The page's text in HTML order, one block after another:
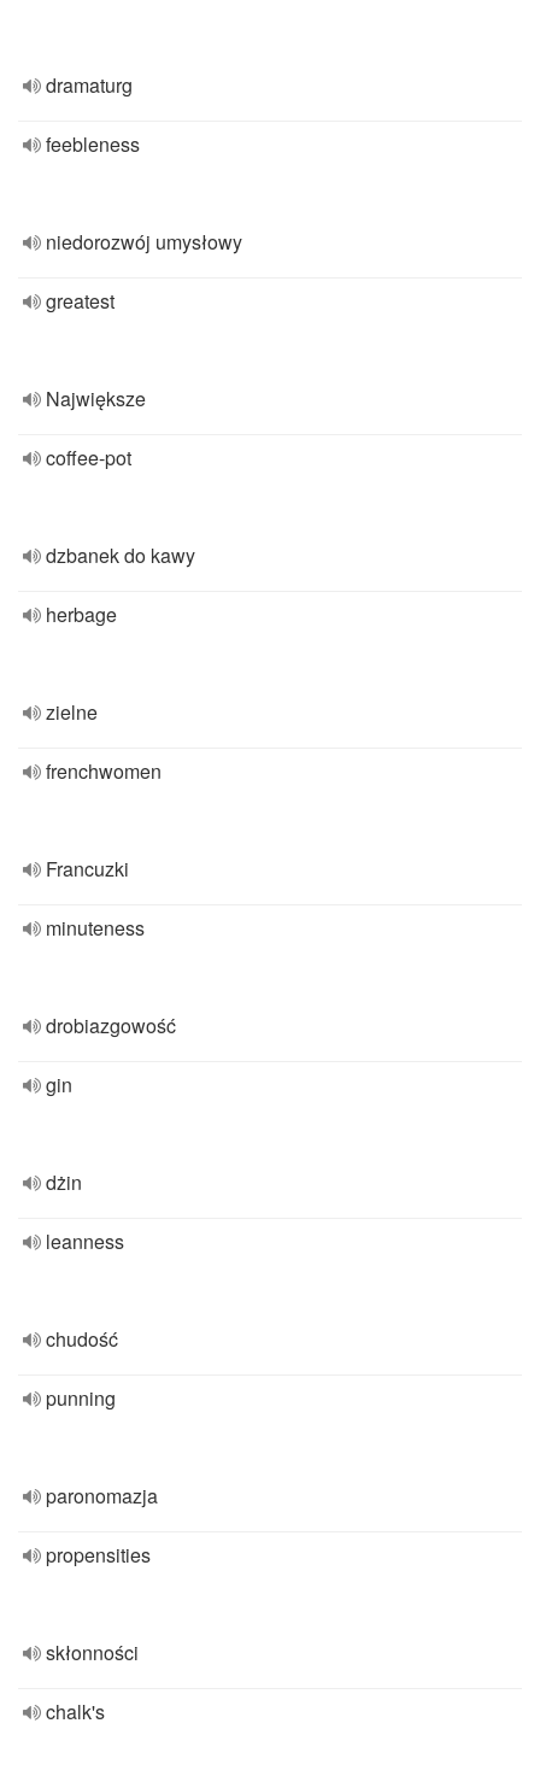
dramaturg
feebleness
niedorozwój umysłowy
greatest
Największe
coffee-pot
dzbanek do kawy
herbage
zielne
frenchwomen
Francuzki
minuteness
drobiazgowość
gin
dżin
leanness
chudość
punning
paronomazja
propensities
skłonności
chalk's